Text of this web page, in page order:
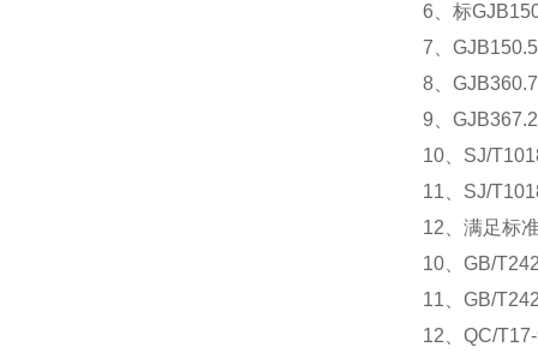
6、标
7、
8、
9、
10、SJ/
11、SJ/
12、满足标
10、GB/
11、GB/
12、QC/